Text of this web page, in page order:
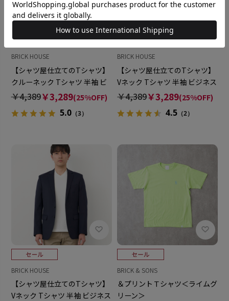
BRICK HOUSE
【シャツ屋仕立てのTシャツ】
クルーネック Tシャツ 半袖 ビ
ジネス オフィスカジュアル
￥4,389￥3,289(25%OFF)
5.0（3）
BRICK HOUSE
【シャツ屋仕立てのTシャツ】
Vネック Tシャツ 半袖 ビジネス
オフィスカジュアル
￥4,389￥3,289(25%OFF)
4.5 （2）
BRICK HOUSE
【シャツ屋仕立てのTシャツ】
Vネック Tシャツ 半袖 ビジネス
BRICK & SONS
＆プリントＴシャツ＜ライムグ
リーン＞